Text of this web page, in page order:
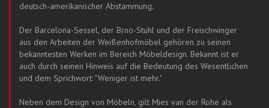
deutsch-amerikanischer Abstammung.
Der Barcelona-Sessel, der Brno-Stuhl und der Freischwinger
aus den Arbeiten der Weißenhofmöbel gehören zu seinen
bekanntesten Werken im Bereich Möbeldesign. Bekannt ist er
auch durch seinen Hinweis auf die Bedeutung des Wesentlichen
und dem Sprichwort: "Weniger ist mehr."
Neben dem Design von Möbeln, gilt Mies van der Rohe als